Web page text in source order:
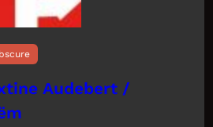
Audebert /